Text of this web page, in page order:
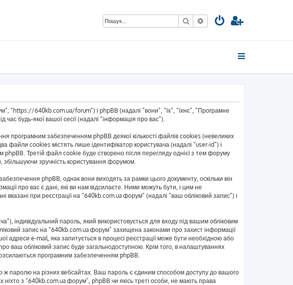
ПошукРозширений пошук
“https://640kb.com.ua/forum”) і phpBB (надалі “вони”, “їх”, “їхнє”, “Програмне
будь-якої вашої сесії (надалі “інформація про вас”).
забезпеченням phpBB деякої кількості файлів cookies (невеликих
cookies містять лише ідентифікатор користувача (надалі “user-id”) і
Третій файл cookie буде створено після перегляду однієї з тем форуму
збільшуючи зручність користування форумом.
phpBB, однак вони виходять за рамки цього документу, оскільки він
про вас є дані, які ви нам відсилаєте. Ними можуть бути, і цим не
вказані при реєстрації на “640kb.com.ua форум” (надалі “ваш обліковий запис”) і
індивідуальний пароль, який використовується для входу під вашим обліковим
запис на “640kb.com.ua форум” захищена законами про захист інформації
адреси e-mail, яка запитується в процесі реєстрації може бути необхідною або
ваш обліковий запис буде загальнодоступною. Крім того, в налаштуваннях
програмним забезпеченням phpBB.
паролю на різних вебсайтах. Ваш пароль є єдиним способом доступу до вашого
з “640kb.com.ua форум”, phpBB чи якісь треті особи, не мають права